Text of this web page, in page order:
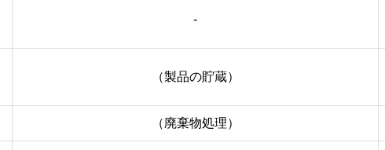
-
（製品の貯蔵）
（廃棄物処理）